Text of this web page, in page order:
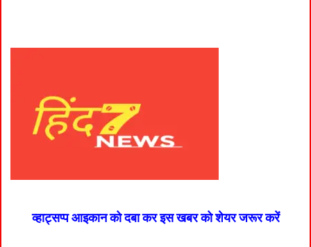
व्हाट्सप्प आइकान को दबा कर इस खबर को शेयर जरूर करें